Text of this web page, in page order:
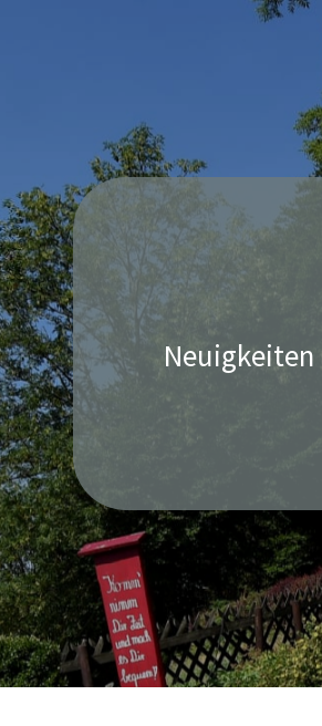
Neuigkeiten